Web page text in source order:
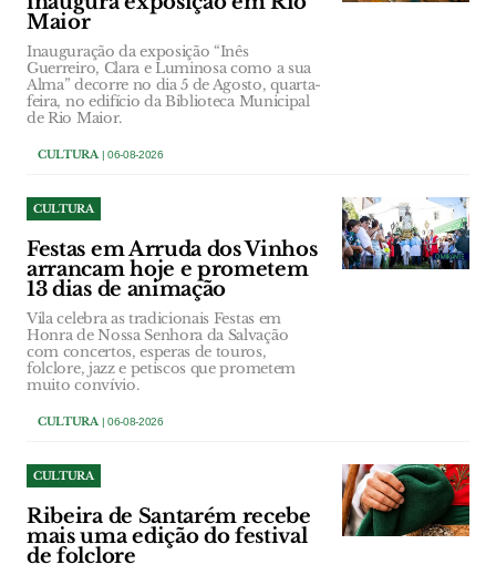
Maior
Inauguração da exposição “Inês
Guerreiro, Clara e Luminosa como a sua
Alma” decorre no dia 5 de Agosto, quarta-
feira, no edifício da Biblioteca Municipal
de Rio Maior.
CULTURA| 06-08-2026
CULTURA
Festas em Arruda dos Vinhos
arrancam hoje e prometem
13 dias de animação
Vila celebra as tradicionais Festas em
Honra de Nossa Senhora da Salvação
com concertos, esperas de touros,
folclore, jazz e petiscos que prometem
muito convívio.
CULTURA| 06-08-2026
CULTURA
Ribeira de Santarém recebe
mais uma edição do festival
de folclore